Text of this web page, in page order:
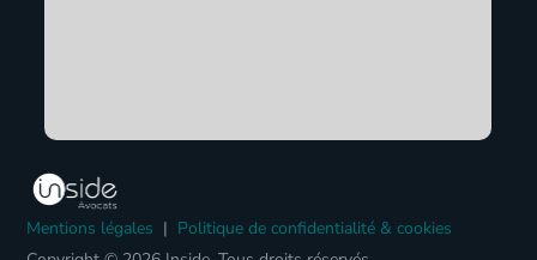
Mentions légales | Politique de confidentialité & cookies